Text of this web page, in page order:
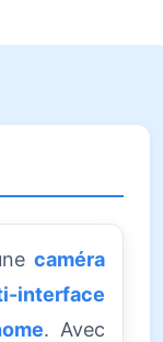
caméra
interface
. Avec